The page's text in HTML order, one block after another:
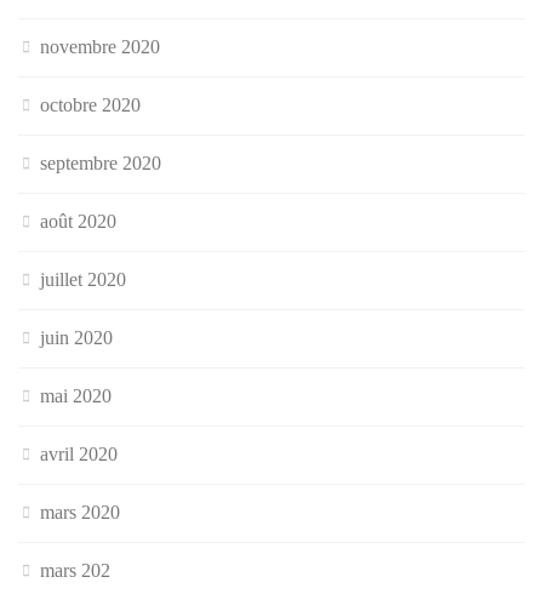
novembre 2020
octobre 2020
septembre 2020
août 2020
juillet 2020
juin 2020
mai 2020
avril 2020
mars 2020
mars 202